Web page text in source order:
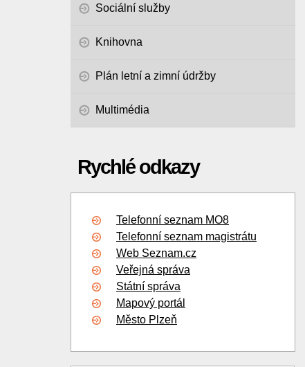
Sociální služby
Knihovna
Plán letní a zimní údržby
Multimédia
Rychlé odkazy
Telefonní seznam MO8
Telefonní seznam magistrátu
Web Seznam.cz
Veřejná správa
Státní správa
Mapový portál
Město Plzeň